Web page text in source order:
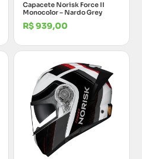
Capacete Norisk Force II
Monocolor – Nardo Grey
R$939,00